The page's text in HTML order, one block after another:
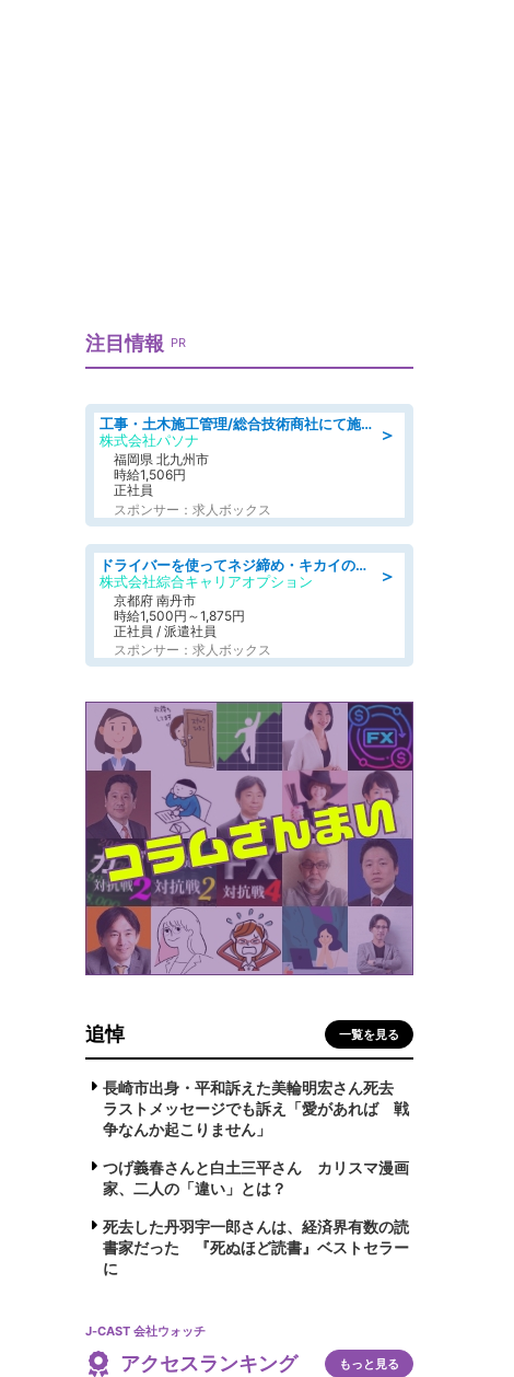
注目情報 PR
＞
工事・土木施工管理/総合技術商社にて施工管理のお仕事/即日勤務可/車通勤可/工事・土木施工管理/生産・品質管理
株式会社パソナ
福岡県 北九州市
時給1,506円
正社員
スポンサー：求人ボックス
＞
ドライバーを使ってネジ締め・キカイのボタン操作/履歴書不要
株式会社綜合キャリアオプション
京都府 南丹市
時給1,500円～1,875円
正社員 / 派遣社員
スポンサー：求人ボックス
追悼 一覧を見る
長崎市出身・平和訴えた美輪明宏さん死去
ラストメッセージでも訴え「愛があれば 戦
争なんか起こりません」
つげ義春さんと白土三平さん カリスマ漫画
家、二人の「違い」とは？
死去した丹羽宇一郎さんは、経済界有数の読
書家だった 『死ぬほど読書』ベストセラー
に
J-CAST 会社ウォッチ
アクセスランキング もっと見る